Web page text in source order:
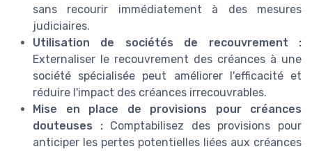
sans recourir immédiatement à des mesures
judiciaires.
Utilisation de sociétés de recouvrement :
Externaliser le recouvrement des créances à une
société spécialisée peut améliorer l'efficacité et
réduire l'impact des créances irrecouvrables.
Mise en place de provisions pour créances
douteuses :Comptabilisez des provisions pour
anticiper les pertes potentielles liées aux créances